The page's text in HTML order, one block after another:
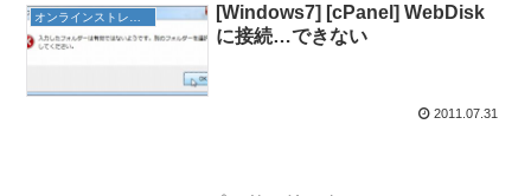
オンラインストレージ
[Windows7] [cPanel] WebDisk
に接続…できない
2011.07.31